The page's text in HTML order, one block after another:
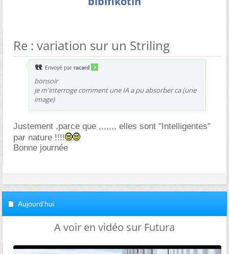
Re : variation sur un Striling
Envoyé par racard
bonsoir
je m'interroge comment une IA a pu absorber ca (une
image)
Justement ,parce que ,,,,,,, elles sont "Intelligentes"
par nature !!!!
Bonne journée
Aujourd'hui
A voir en vidéo sur Futura